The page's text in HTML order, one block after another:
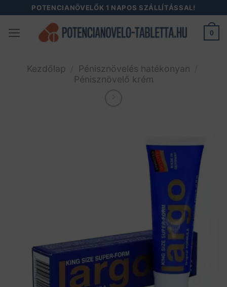
content
POTENCIANÖVELŐK 1 NAPOS SZÁLLÍTÁSSAL!
0
Kezdőlap Pénisznövelés hatékonyan
Pénisznövelő krém